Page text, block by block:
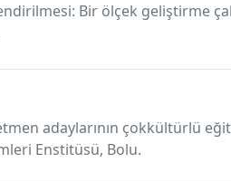
Bir ölçek geliştirme
adaylarının çokkültürlü
Enstitüsü, Bolu.